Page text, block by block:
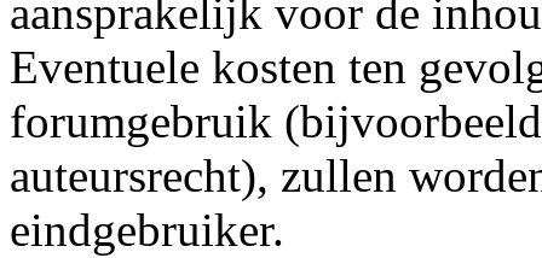
aansprakelijk voor de
Eventuele kosten ten
forumgebruik
auteursrecht), zullen
eindgebruiker.